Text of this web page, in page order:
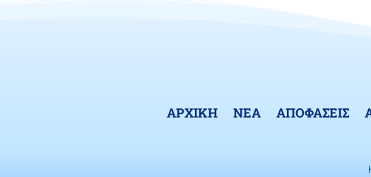
ΑΡΧΙΚΗ ΝΕΑ ΑΠΟΦΑΣΕΙΣ